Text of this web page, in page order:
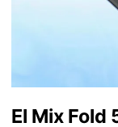
El Mix Fold